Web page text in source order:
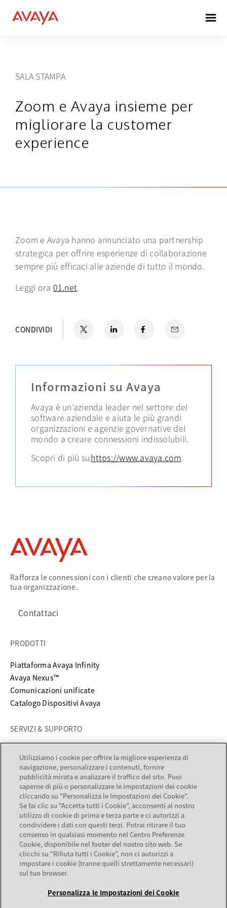
SALA STAMPA
Zoom e Avaya insieme per
migliorare la customer
experience
Zoom e Avaya hanno annunciato una partnership
strategica per offrire esperienze di collaborazione
sempre più efficaci alle aziende di tutto il mondo.
Leggi ora 01.netsi apre in una nuova scheda
.
CONDIVIDI si apre in una nuova scheda
LinkedIn
si apre in una nuova scheda
Facebook
si apre in una nuova scheda
Email
Informazioni su Avaya
Avaya è un’azienda leader nel settore del
software aziendale e aiuta le più grandi
organizzazioni e agenzie governative del
mondo a creare connessioni indissolubili.
Scopri di più suhttps://www.avaya.com.
Rafforza le connessioni con i clienti che creano valore per la
tua organizzazione.
Contattaci
PRODOTTI
Piattaforma Avaya Infinity
Avaya Nexus™
Comunicazioni unificate
Catalogo Dispositivi Avaya
SERVIZI & SUPPORTO
Documentazionesi apre in una nuova scheda
Servizi
Partner locator
AZIENDA
Informazioni su Avaya
Opportunità di lavoro
Relazioni con gli investitori
Utilizziamo i cookie per offrire la migliore esperienza di
navigazione, personalizzare i contenuti, fornire
pubblicità mirata e analizzare il traffico del sito. Puoi
saperne di più o personalizzare le impostazioni dei cookie
cliccando su "Personalizza le Impostazioni dei Cookie".
Se fai clic su "Accetta tutti i Cookie", acconsenti al nostro
utilizzo di cookie di prima e terza parte e ci autorizzi a
condividere i dati con questi terzi. Potrai ritirare il tuo
consenso in qualsiasi momento nel Centro Preferenze
Cookie, disponibile nel footer del nostro sito web. Se
clicchi su "Rifiuta tutti i Cookie", non ci autorizzi a
impostare i cookie (tranne quelli strettamente necessari)
sul tuo browser.
Personalizza le Impostazioni dei Cookie